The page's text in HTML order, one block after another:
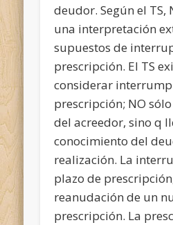
deudor. Según el TS,
una interpretación
supuestos de
prescripción. El TS
considerar
prescripción; NO
del acreedor, sino q
conocimiento del
realización. La
plazo de
reanudación de un
prescripción. La